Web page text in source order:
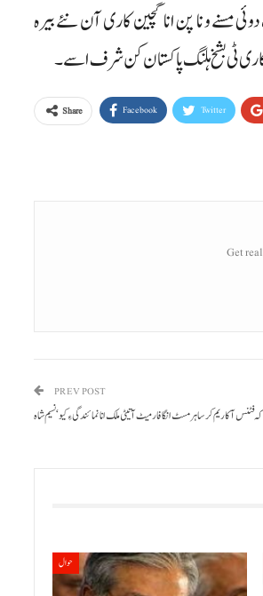
مسنے و نا پن انا گچین کاری آن نئے بیرہ
ٹی بشخ ہلنگ پاکستان کن شرف اسے۔
Share Facebook Twitter
Get
PREV POST
فٹنس آ کاریم کرسا ہر مسٹ انگا فارمیٹ آتیٹی ملک انا نمائندگی ءِ کیو‘ نسیم شاہ
حوال